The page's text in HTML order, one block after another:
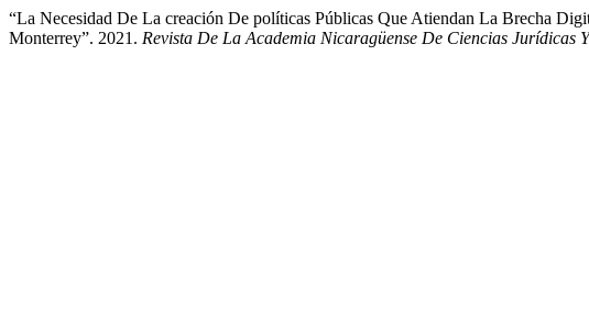
“La Necesidad De La creación De políticas Públicas Que Atiendan La Brecha
Monterrey”. 2021. Revista De La Academia Nicaragüense De Ciencias Jurídicas